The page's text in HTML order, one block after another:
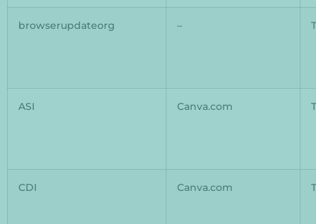
browserupdateorg –
ASI Canva.com
CDI Canva.com